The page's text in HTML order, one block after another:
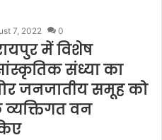
7, 2022 0
में विशेष
संध्या का
जनजातीय समूह को
व्यक्तिगत वन